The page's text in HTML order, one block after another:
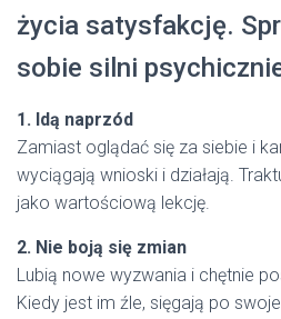
życia satysfakcję.
sobie silni
1. Idą naprzód
Zamiast oglądać się za siebie i
wyciągają wnioski i działają.
jako wartościową lekcję.
2. Nie boją się zmian
Lubią nowe wyzwania i chętnie
Kiedy jest im źle, sięgają po